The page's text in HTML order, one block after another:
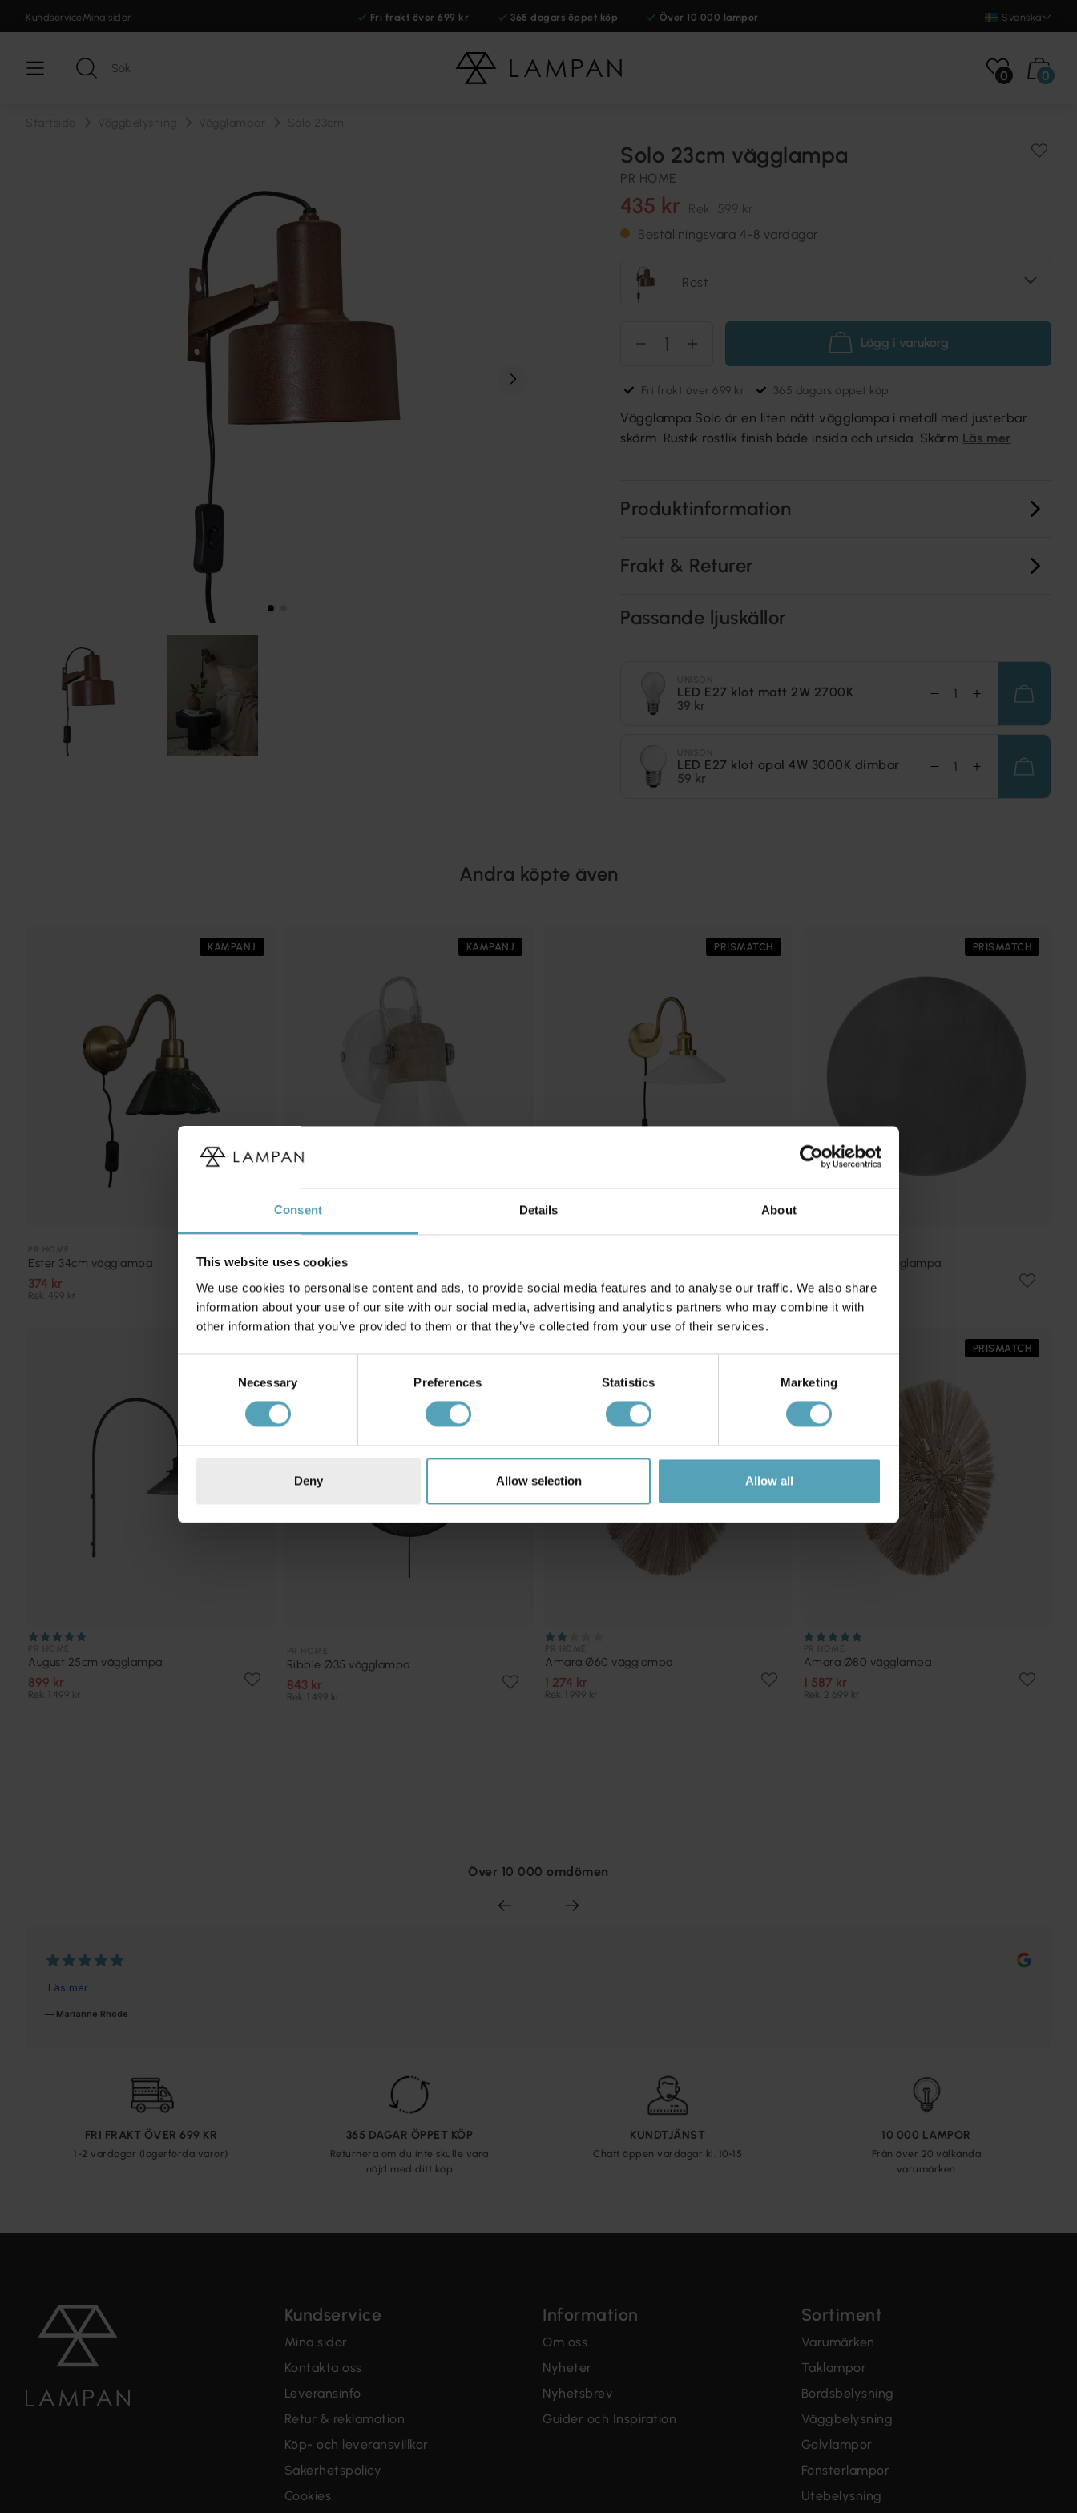
Consent Details About
This website uses cookies
We use cookies to personalise content and ads, to provide social media features and to analyse our traffic. We also share
information about your use of our site with our social media, advertising and analytics partners who may combine it with
other information that you’ve provided to them or that they’ve collected from your use of their services.
Necessary Preferences Statistics Marketing
Deny Allow selection Allow all
KundserviceMina sidor Fri frakt över 699 kr 365 dagars öppet köp Över 10 000 lampor Svenska
0 0
Solo 23cm vägglampa
PR HOME
435 kr Rek. 599 kr
Beställningsvara 4-8 vardagar
Rost
Lägg i varukorg
Fri frakt över 699 kr 365 dagars öppet köp
Vägglampa Solo är en liten nätt vägglampa i metall med justerbar
skärm. Rustik rostlik finish både insida och utsida. Skärm Läs mer
Produktinformation
Frakt & Returer
Passande ljuskällor
LED E27 klot matt 2W 2700K
39 kr
LED E27 klot opal 4W 3000K dimbar
59 kr
Andra köpte även
KAMPANJ
Ester 34cm vägglampa
374 kr
Rek. 499 kr
KAMPANJ
Ashby Ø15 vägglampa
599 kr
Rek. 799 kr
PRISMATCH
827 kr
Rek. 1 299 kr
PRISMATCH
Fullmoon Ø35 vägglampa
519 kr
Rek. 899 kr
August 25cm vägglampa
899 kr
Rek. 1 499 kr
Ribble Ø35 vägglampa
843 kr
Rek. 1 499 kr
Amara Ø60 vägglampa
1 274 kr
Rek. 1 999 kr
PRISMATCH
Amara Ø80 vägglampa
1 587 kr
Rek. 2 699 kr
Över 10 000 omdömen
FRI FRAKT ÖVER 699 KR
1-2 vardagar (lagerförda varor)
365 DAGAR ÖPPET KÖP
Returnera om du inte skulle vara
nöjd med ditt köp
KUNDTJÄNST
Chatt öppen vardagar kl. 10-15
10 000 LAMPOR
Från över 20 välkända
varumärken
Kundservice
Mina sidor
Kontakta oss
Leveransinfo
Retur & reklamation
Köp- och leveransvillkor
Säkerhetspolicy
Cookies
Information
Om oss
Nyheter
Nyhetsbrev
Guider och Inspiration
Sortiment
Varumärken
Taklampor
Bordsbelysning
Väggbelysning
Golvlampor
Fönsterlampor
Utebelysning